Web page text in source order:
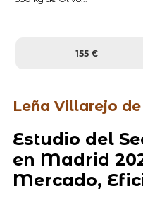
155 €
Leña Villarejo
Estudio del
en Madrid
Mercado,